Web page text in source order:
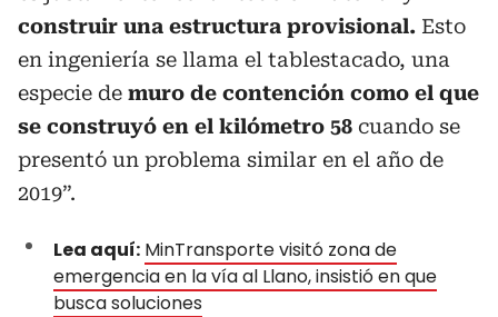
construir una estructura provisional. Esto
en ingeniería se llama el tablestacado, una
especie de muro de contención como el que
se construyó en el kilómetro 58 cuando se
presentó un problema similar en el año de
2019”.
Lea aquí: MinTransporte visitó zona de
emergencia en la vía al Llano, insistió en que
busca soluciones